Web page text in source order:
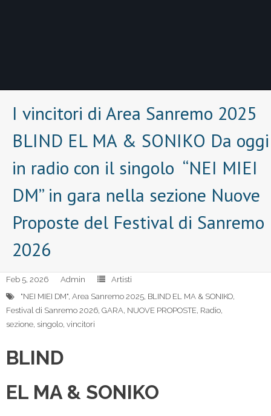
I vincitori di Area Sanremo 2025
BLIND EL MA & SONIKO Da oggi
in radio con il singolo “NEI MIEI
DM” in gara nella sezione Nuove
Proposte del Festival di Sanremo
2026
Feb 5, 2026 Admin
Artisti
"NEI MIEI DM", Area Sanremo 2025, BLIND EL MA & SONIKO,
Festival di Sanremo 2026, GARA, NUOVE PROPOSTE, Radio,
sezione, singolo, vincitori
BLIND
EL MA & SONIKO